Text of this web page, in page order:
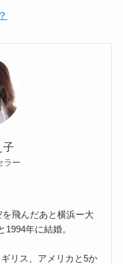
子
ラー
飛んだあと横浜ー大
年に結婚。
リス、アメリカと5か